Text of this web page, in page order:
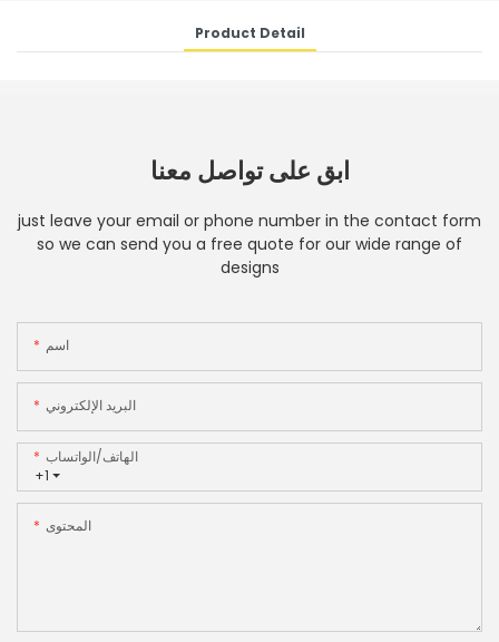
Product Detail
ابق على تواصل معنا
just leave your email or phone number in the contact form
so we can send you a free quote for our wide range of
designs
اسم
البريد الإلكتروني
+1
الهاتف/الواتساب
المحتوى